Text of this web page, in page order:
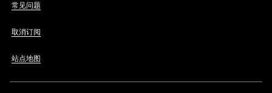
常见问题
取消订阅
站点地图